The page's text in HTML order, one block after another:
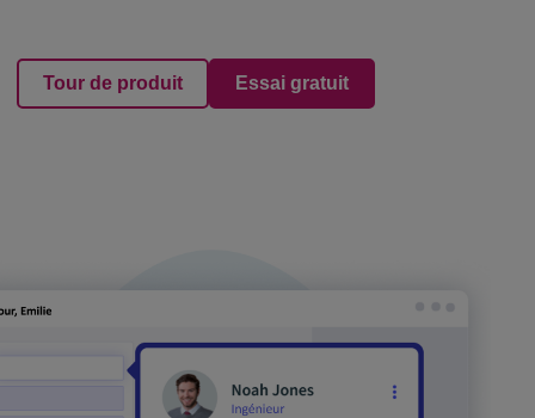
Tour de produit Essai gratuit